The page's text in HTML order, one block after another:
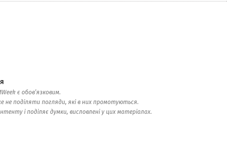
є обов’язковим.
не поділяти погляди, які в них промотуються.
і поділяє думки, висловлені у цих матеріалах.